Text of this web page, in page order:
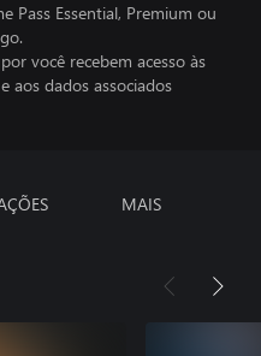
Pass Essential, Premium ou
você recebem acesso às
aos dados associados
MAIS